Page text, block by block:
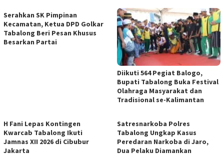
Serahkan SK Pimpinan
Kecamatan, Ketua DPD Golkar
Tabalong Beri Pesan Khusus
Besarkan Partai
Diikuti 564 Pegiat Balogo,
Bupati Tabalong Buka Festival
Olahraga Masyarakat dan
Tradisional se-Kalimantan
H Fani Lepas Kontingen
Kwarcab Tabalong Ikuti
Jamnas XII 2026 di Cibubur
Jakarta
Satresnarkoba Polres
Tabalong Ungkap Kasus
Peredaran Narkoba di Jaro,
Dua Pelaku Diamankan